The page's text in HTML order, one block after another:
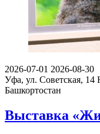
2026-07-01 2026-08-30
Уфа, ул. Советская, 14
Башкортостан
Выставка